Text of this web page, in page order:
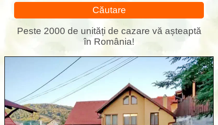
Căutare
Peste 2000 de unități de cazare vă așteaptă
în România!